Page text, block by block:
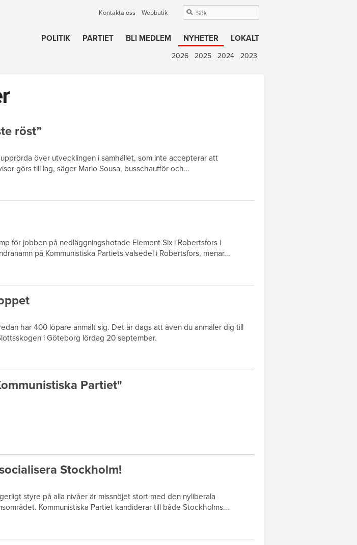
Kontakta oss Webbutik
POLITIK PARTIET BLI MEDLEM NYHETER LOKALT
2026 2025 2024 2023
röst”
över utvecklingen i samhället, som inte accepterar att
görs till lag, säger Mario Sousa, busschaufför och...
för jobben på nedläggningshotade Element Six i Robertsfors i
på Kommunistiska Partiets valsedel i Robertsfors, menar...
har 400 löpare anmält sig. Det är dags att även du anmäler dig till
i Göteborg lördag 20 september.
Partiet"
Stockholm!
styre på alla nivåer är missnöjet stort med den nyliberala
Kommunistiska Partiet kandiderar till både Stockholms...